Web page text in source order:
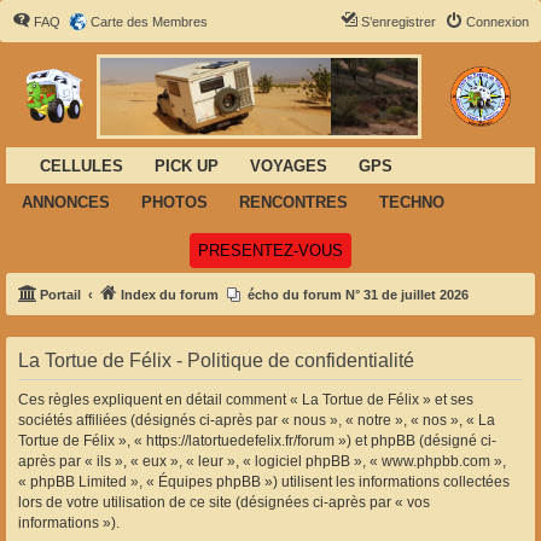
FAQ Carte des Membres Connexion
S’enregistrer
CELLULES PICK UP VOYAGES
GPS
ANNONCES
PHOTOS RENCONTRES TECHNO
PRESENTEZ-VOUS
Portail Index du forum écho du forum N° 31 de juillet 2026
La Tortue de Félix - Politique de confidentialité
Ces règles expliquent en détail comment « La Tortue de Félix » et ses
sociétés affiliées (désignés ci-après par « nous », « notre », « nos », « La
Tortue de Félix », « https://latortuedefelix.fr/forum ») et phpBB (désigné ci-
après par « ils », « eux », « leur », « logiciel phpBB », « www.phpbb.com »,
« phpBB Limited », « Équipes phpBB ») utilisent les informations collectées
lors de votre utilisation de ce site (désignées ci-après par « vos
informations »).